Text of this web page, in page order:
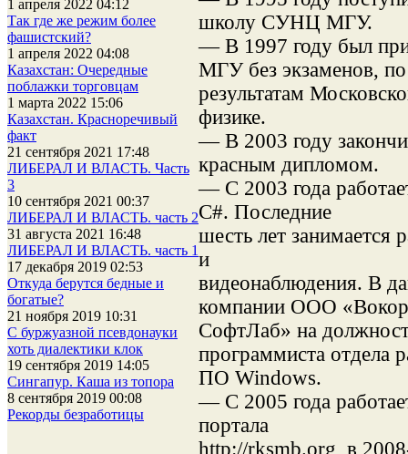
1 апреля 2022 04:12
Так где же режим более
фашистский?
1 апреля 2022 04:08
Казахстан: Очередные
поблажки торговцам
1 марта 2022 15:06
Казахстан. Красноречивый
факт
21 сентября 2021 17:48
ЛИБЕРАЛ И ВЛАСТЬ. Часть
3
10 сентября 2021 00:37
ЛИБЕРАЛ И ВЛАСТЬ. часть 2
31 августа 2021 16:48
ЛИБЕРАЛ И ВЛАСТЬ. часть 1
17 декабря 2019 02:53
Откуда берутся бедные и
богатые?
21 ноября 2019 10:31
С буржуазной псевдонауки
хоть диалектики клок
19 сентября 2019 14:05
Сингапур. Каша из топора
8 сентября 2019 00:08
Рекорды безработицы
школу СУНЦ МГУ.
— В 1997 году был
МГУ без экзаменов, по
результатам
физике.
— В 2003 году
красным дипломом.
— С 2003 года
C#. Последние
шесть лет занимается
и
видеонаблюдения. В
компании ООО
СофтЛаб» на
программиста отдела
ПО Windows.
— С 2005 года
портала
http://rksmb.org, в